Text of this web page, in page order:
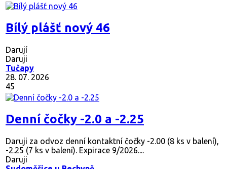
Bílý plášť nový 46
Darují
Daruji
Tučapy
28. 07. 2026
45
Denní čočky -2.0 a -2.25
Daruji za odvoz denní kontaktní čočky -2.00 (8 ks v balení),
-2.25 (7 ks v balení). Expirace 9/2026....
Daruji